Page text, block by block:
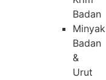
Badan
Minyak
Badan
&
Urut